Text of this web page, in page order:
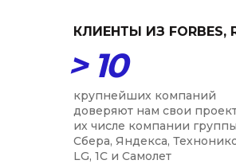
КЛИЕНТЫ ИЗ FORBES,
> 10
крупнейших компаний
доверяют нам свои
их числе компании группы
Сбера, Яндекса,
LG, 1С и Самолет